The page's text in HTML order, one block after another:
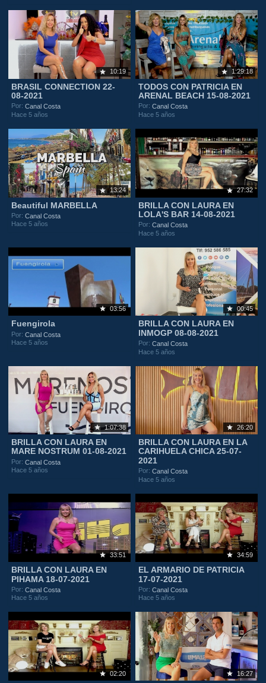
10:19
BRASIL CONNECTION 22-
08-2021
Por:Canal Costa
Hace 5 años
1:29:18
TODOS CON PATRICIA EN
ARENAL BEACH 15-08-2021
Por:Canal Costa
Hace 5 años
13:24
Beautiful MARBELLA
Por:Canal Costa
Hace 5 años
27:32
BRILLA CON LAURA EN
LOLA'S BAR 14-08-2021
Por:Canal Costa
Hace 5 años
03:56
Fuengirola
Por:Canal Costa
Hace 5 años
00:45
BRILLA CON LAURA EN
INMOGP 08-08-2021
Por:Canal Costa
Hace 5 años
1:07:38
BRILLA CON LAURA EN
MARE NOSTRUM 01-08-2021
Por:Canal Costa
Hace 5 años
26:20
BRILLA CON LAURA EN LA
CARIHUELA CHICA 25-07-
2021
Por:Canal Costa
Hace 5 años
33:51
BRILLA CON LAURA EN
PIHAMA 18-07-2021
Por:Canal Costa
Hace 5 años
34:59
EL ARMARIO DE PATRICIA
17-07-2021
Por:Canal Costa
Hace 5 años
02:20 16:27